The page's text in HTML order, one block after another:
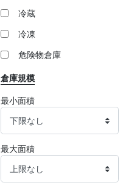
冷蔵
冷凍
危険物倉庫
倉庫規模
最小面積
最大面積